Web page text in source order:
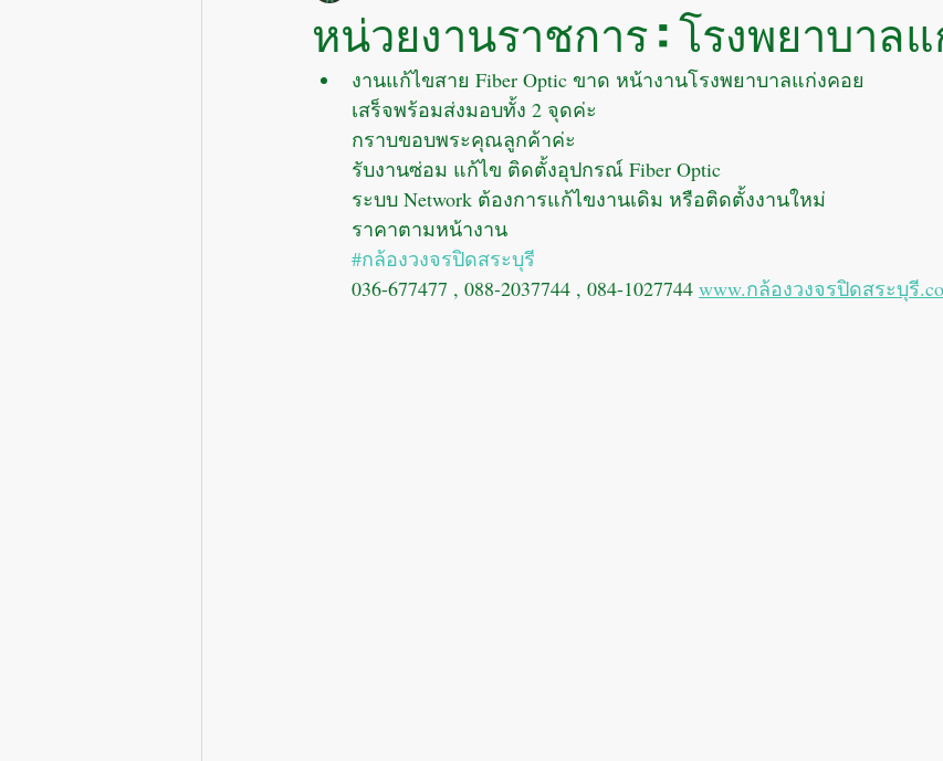
หน่วยงานราชการ : โรงพยาบาล
งานแก้ไขสาย Fiber Optic ขาด หน้างานโรงพยาบาลแก่งคอย
เสร็จพร้อมส่งมอบทั้ง 2 จุดค่ะ
กราบขอบพระคุณลูกค้าค่ะ
รับงานซ่อม แก้ไข ติดตั้งอุปกรณ์ Fiber Optic
ระบบ Network ต้องการแก้ไขงานเดิม หรือติดตั้งงานใหม่
ราคาตามหน้างาน
#กล้องวงจรปิดสระบุรี
036-677477 , 088-2037744 , 084-1027744 www.กล้องวงจรปิดสระบุรี